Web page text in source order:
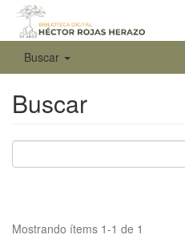
Buscar
Buscar
Mostrando ítems 1-1 de 1